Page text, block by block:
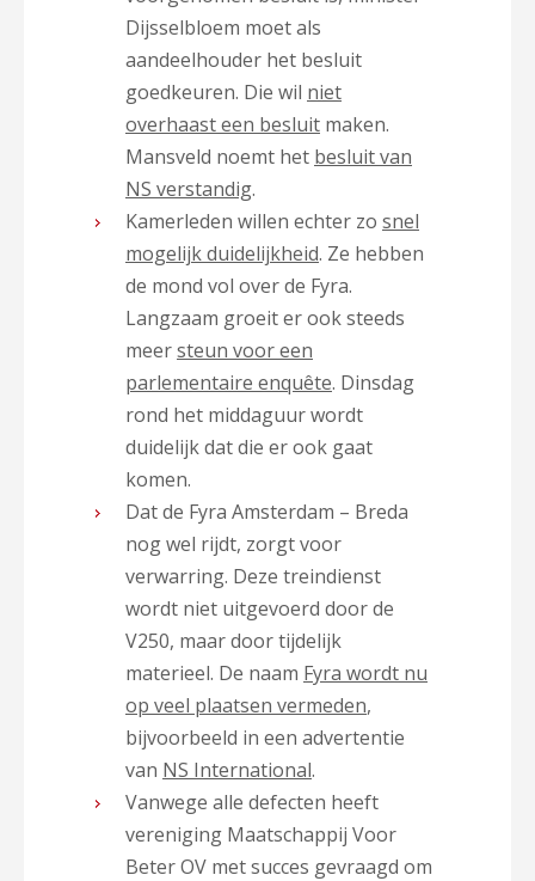
Dijsselbloem moet als
aandeelhouder het besluit
goedkeuren. Die wil niet
overhaast een besluit maken.
Mansveld noemt het besluit van
NS verstandig.
Kamerleden willen echter zo snel
mogelijk duidelijkheid. Ze hebben
de mond vol over de Fyra.
Langzaam groeit er ook steeds
meersteun voor een
parlementaire enquête. Dinsdag
rond het middaguur wordt
duidelijk dat die er ook gaat
komen.
Dat de Fyra Amsterdam – Breda
nog wel rijdt, zorgt voor
verwarring. Deze treindienst
wordt niet uitgevoerd door de
V250, maar door tijdelijk
materieel. De naam Fyra wordt nu
op veel plaatsen vermeden,
bijvoorbeeld in een advertentie
van NS International.
Vanwege alle defecten heeft
vereniging Maatschappij Voor
Beter OV met succes gevraagd om